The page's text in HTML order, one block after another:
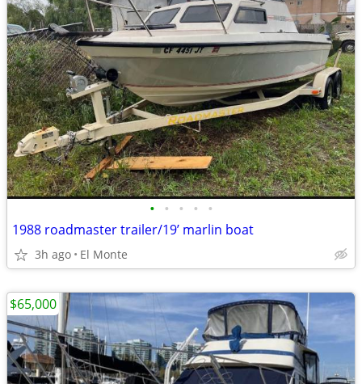
• • • • •
1988 roadmaster trailer/19’ marlin boat
3h ago El Monte
$65,000